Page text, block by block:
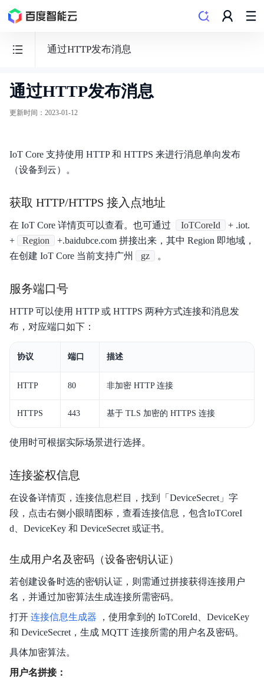
通过HTTP发布消息
物
联
心
套
IoTCore
产品定价
快速入门
常见问题
服务等级协议SLA
旧版文档
通过HTTP发布消息
更新时间 ： 2023-01-12
IoT Core 支持使用 HTTP 和 HTTPS 来进行消息单向发布
（设备到云）。
获取 HTTP/HTTPS 接入点地址
在 IoT Core 详情页可以查看。也可通过 IoTCoreId
+ .iot.
+
Region
+.baidubce.com 拼接出来，其中 Region 即地域，
在创建 IoT Core 当前支持广州
gz 。
服务端口号
HTTP 可以使用 HTTP 或 HTTPS 两种方式连接和消息发
布，对应端口如下：
协议 端口 描述
HTTP 80 非加密 HTTP 连接
HTTPS 443 基于 TLS 加密的 HTTPS 连接
使用时可根据实际场景进行选择。
连接鉴权信息
在设备详情页，连接信息栏目，找到「DeviceSecret」字
段，点击右侧小眼睛图标，查看连接信息，包含IoTCoreI
d、DeviceKey 和 DeviceSecret 或证书。
生成用户名及密码（设备密钥认证）
若创建设备时选的密钥认证，则需通过拼接获得连接用户
名，并通过加密算法生成连接所需密码。
打开 连接信息生成器 ，使用拿到的 IoTCoreId、DeviceKey
和 DeviceSecret，生成 MQTT 连接所需的用户名及密码。
具体加密算法。
用户名拼接：